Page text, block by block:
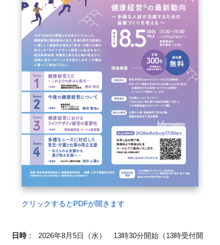
クリックするとPDFが開きます
日時：
2026年8月5日（水） 13時30分開始（13時受付開